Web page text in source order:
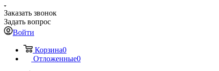
Заказать звонок
Задать вопрос
Войти
Корзина0
Отложенные0